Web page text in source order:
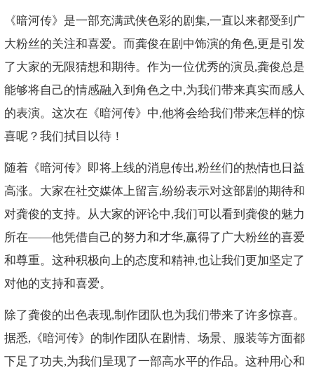
《暗河传》是一部充满武侠色彩的剧集,一直以来都受到广
大粉丝的关注和喜爱。而龚俊在剧中饰演的角色,更是引发
了大家的无限猜想和期待。作为一位优秀的演员,龚俊总是
能够将自己的情感融入到角色之中,为我们带来真实而感人
的表演。这次在《暗河传》中,他将会给我们带来怎样的惊
喜呢？我们拭目以待！
随着《暗河传》即将上线的消息传出,粉丝们的热情也日益
高涨。大家在社交媒体上留言,纷纷表示对这部剧的期待和
对龚俊的支持。从大家的评论中,我们可以看到龚俊的魅力
所在——他凭借自己的努力和才华,赢得了广大粉丝的喜爱
和尊重。这种积极向上的态度和精神,也让我们更加坚定了
对他的支持和喜爱。
除了龚俊的出色表现,制作团队也为我们带来了许多惊喜。
据悉,《暗河传》的制作团队在剧情、场景、服装等方面都
下足了功夫,为我们呈现了一部高水平的作品。这种用心和